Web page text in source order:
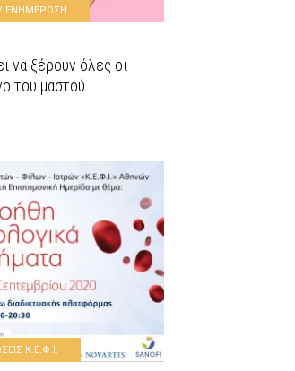
/ ΕΝΗΜΕΡΩΣΗ
να ξέρουν όλες οι
του μαστού
Κ.Ε.Φ.Ι.